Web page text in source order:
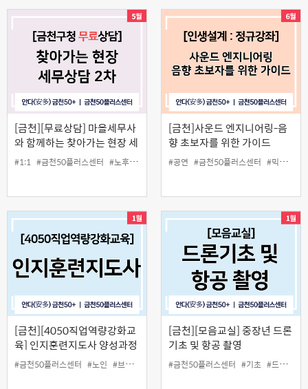
[금천][무료상담] 마을세무사
와 함께하는 찾아가는 현장 세
무상담 2차
#1:1 #금천50플러스센터 #노후준비 #상담 #세무상담 #중장년
[금천]사운드 엔지니어링-음
향 초보자를 위한 가이드
#공연 #금천50플러스센터 #믹서
[금천][4050직업역량강화교
육] 인지훈련지도사 양성과정
#금천50플러스센터 #노인 #브레인아카데미 #인지훈련 #일활동사업 #치매
[금천][모음교실] 중장년 드론
기초 및 항공 촬영
#금천50플러스센터 #기초 #드론